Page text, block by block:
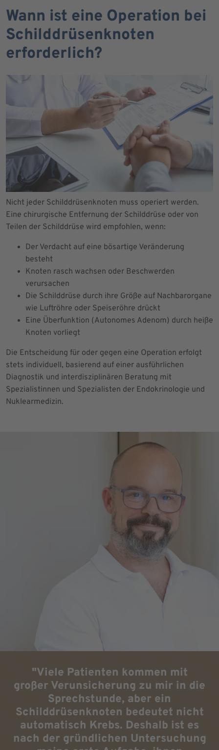
Wann ist eine Operation bei
Schilddrüsenknoten
erforderlich?
Nicht jeder Schilddrüsenknoten muss operiert werden.
Eine chirurgische Entfernung der Schilddrüse oder von
Teilen der Schilddrüse wird empfohlen, wenn:
Der Verdacht auf eine bösartige Veränderung
besteht
Knoten rasch wachsen oder Beschwerden
verursachen
Die Schilddrüse durch ihre Größe auf Nachbarorgane
wie Luftröhre oder Speiseröhre drückt
Eine Überfunktion (Autonomes Adenom) durch heiße
Knoten vorliegt
Die Entscheidung für oder gegen eine Operation erfolgt
stets individuell, basierend auf einer ausführlichen
Diagnostik und interdisziplinären Beratung mit
Spezialistinnen und Spezialisten der Endokrinologie und
Nuklearmedizin.
"Viele Patienten kommen mit
großer Verunsicherung zu mir in die
Sprechstunde, aber ein
Schilddrüsenknoten bedeutet nicht
automatisch Krebs. Deshalb ist es
nach der gründlichen Untersuchung